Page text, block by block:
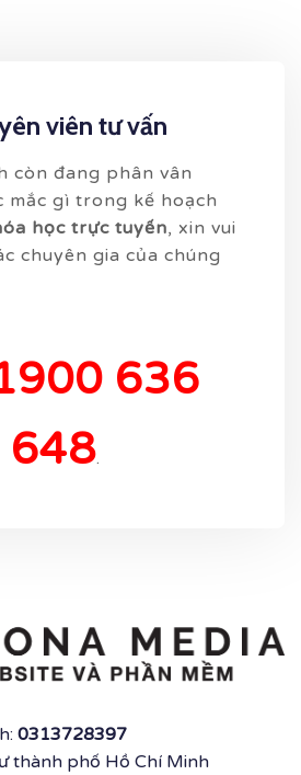
viên tư vấn
còn đang phân vân
mắc gì trong kế hoạch
học trực tuyến, xin vui
chuyên gia của chúng
636
648.
0313728397
thành phố Hồ Chí Minh